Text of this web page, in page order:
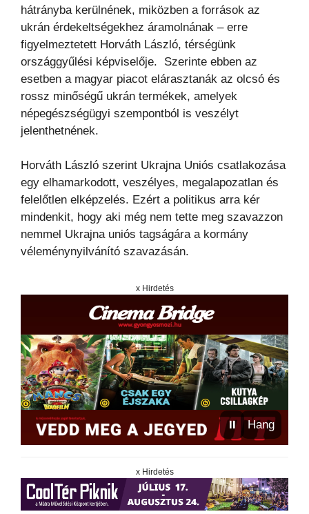
hátrányba kerülnének, miközben a források az
ukrán érdekeltségekhez áramolnának – erre
figyelmeztetett Horváth László, térségünk
országgyűlési képviselője. Szerinte ebben az
esetben a magyar piacot elárasztanák az olcsó és
rossz minőségű ukrán termékek, amelyek
népegészségügyi szempontból is veszélyt
jelenthetnének.
Horváth László szerint Ukrajna Uniós csatlakozása
egy elhamarkodott, veszélyes, megalapozatlan és
felelőtlen elképzelés. Ezért a politikus arra kér
mindenkit, hogy aki még nem tette meg szavazzon
nemmel Ukrajna uniós tagságára a kormány
véleménynyilvánító szavazásán.
x Hirdetés
⏸ Hang
x Hirdetés